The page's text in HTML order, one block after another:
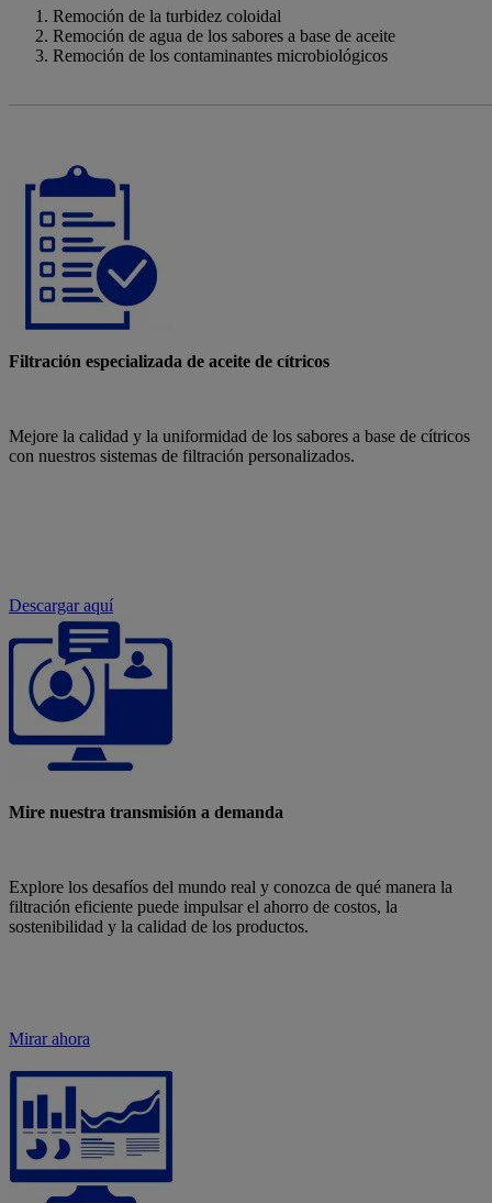
Remoción de la turbidez coloidal
Remoción de agua de los sabores a base de aceite
Remoción de los contaminantes microbiológicos
Filtración especializada de aceite de cítricos
Mejore la calidad y la uniformidad de los sabores a base de cítricos
con nuestros sistemas de filtración personalizados.
Descargar aquí
Mire nuestra transmisión a demanda
Explore los desafíos del mundo real y conozca de qué manera la
filtración eficiente puede impulsar el ahorro de costos, la
sostenibilidad y la calidad de los productos.
Mirar ahora